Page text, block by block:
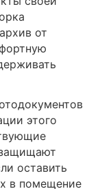
от
этого
оставить
в помещение